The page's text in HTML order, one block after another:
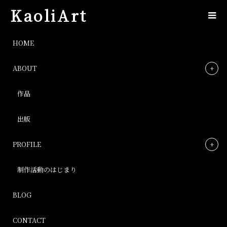
KaoliArt
HOME
ABOUT
作品
出版
PROFILE
制作活動のはじまり
BLOG
CONTACT
image
Post